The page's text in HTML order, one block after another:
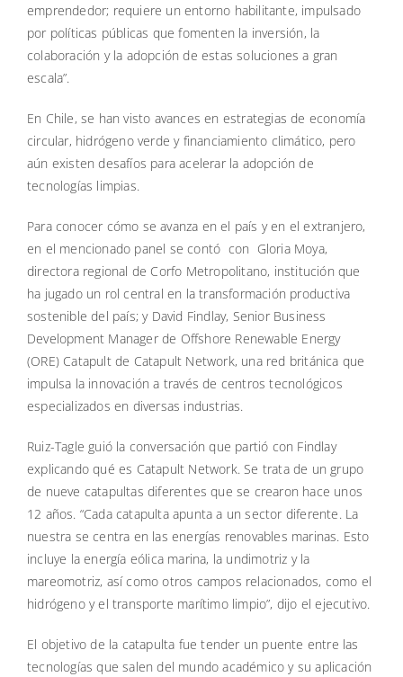
emprendedor; requiere un entorno habilitante, impulsado
por políticas públicas que fomenten la inversión, la
colaboración y la adopción de estas soluciones a gran
escala”.
En Chile, se han visto avances en estrategias de economía
circular, hidrógeno verde y financiamiento climático, pero
aún existen desafíos para acelerar la adopción de
tecnologías limpias.
Para conocer cómo se avanza en el país y en el extranjero,
en el mencionado panel se contó con Gloria Moya,
directora regional de Corfo Metropolitano, institución que
ha jugado un rol central en la transformación productiva
sostenible del país; y David Findlay, Senior Business
Development Manager de Offshore Renewable Energy
(ORE) Catapult de Catapult Network, una red británica que
impulsa la innovación a través de centros tecnológicos
especializados en diversas industrias.
Ruiz-Tagle guió la conversación que partió con Findlay
explicando qué es Catapult Network. Se trata de un grupo
de nueve catapultas diferentes que se crearon hace unos
12 años. “Cada catapulta apunta a un sector diferente. La
nuestra se centra en las energías renovables marinas. Esto
incluye la energía eólica marina, la undimotriz y la
mareomotriz, así como otros campos relacionados, como el
hidrógeno y el transporte marítimo limpio”, dijo el ejecutivo.
El objetivo de la catapulta fue tender un puente entre las
tecnologías que salen del mundo académico y su aplicación